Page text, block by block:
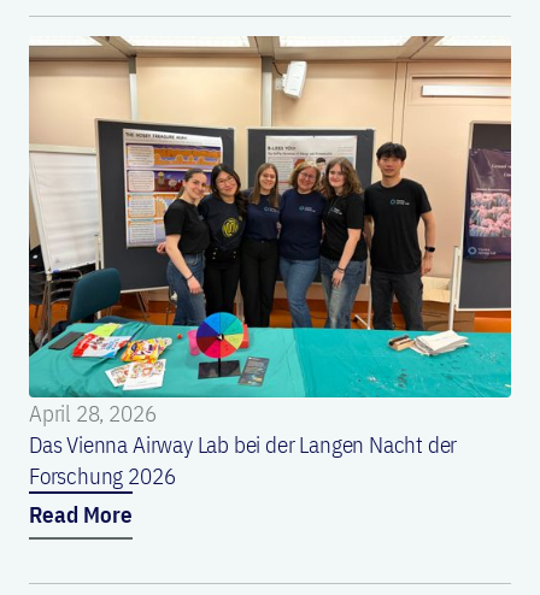
April 28, 2026
Das Vienna Airway Lab bei der Langen Nacht der
Forschung 2026
Read More